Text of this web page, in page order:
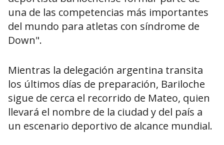
una de las competencias más importantes
del mundo para atletas con síndrome de
Down".
Mientras la delegación argentina transita
los últimos días de preparación, Bariloche
sigue de cerca el recorrido de Mateo, quien
llevará el nombre de la ciudad y del país a
un escenario deportivo de alcance mundial.